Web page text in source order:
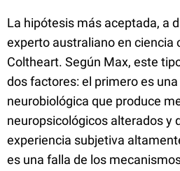
La hipótesis más aceptada, a
experto australiano en ciencia
Coltheart. Según Max, este
dos factores: el primero es
neurobiológica que produce
neuropsicológicos alterados y
experiencia subjetiva
es una falla de los